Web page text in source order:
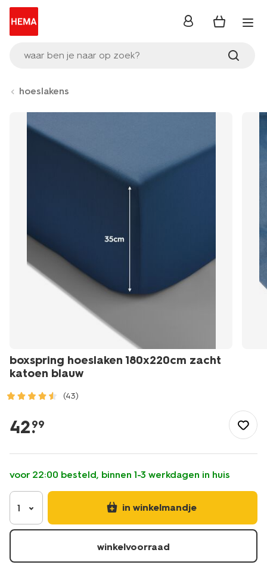
waar ben je naar op zoek?
inloggen
hoeslakens
boxspring hoeslaken 180x220cm zacht
katoen blauw
(43)
slapen/slapen/hoeslaken/boxspring-
hoeslaken-
zacht-
katoen-
blauw-
-5180107.html
42.
99
voor 22:00 besteld, binnen 1-3 werkdagen in huis
1 in winkelmandje
winkelvoorraad